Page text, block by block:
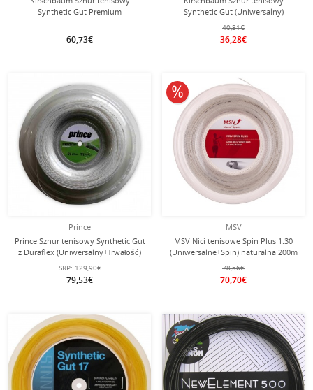
Synthetic Gut Premium
rolka
60,73€
Synthetic Gut (Uniwersalny)
naturalny 200m rolka
40,31€
36,28€
Prince
Prince Sznur tenisowy Synthetic Gut
z Duraflex (Uniwersalny+Trwałość)
biały 200m rolka
SRP: 129,90€
79,53€
MSV
MSV Nici tenisowe Spin Plus 1.30
(Uniwersalne+Spin) naturalna 200m
rolka
78,56€
70,70€
10% obniżone